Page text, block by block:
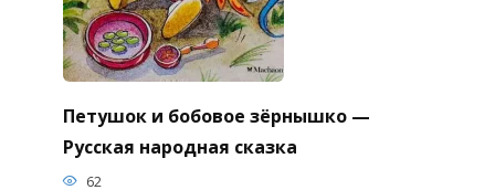
Петушок и бобовое зёрнышко —
Русская народная сказка
62